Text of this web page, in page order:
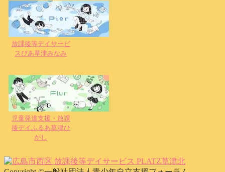
放課後等デイサービ
スぴあ草津みなみ
児童発達支援・放課
後デイふるあ草津ひ
がし